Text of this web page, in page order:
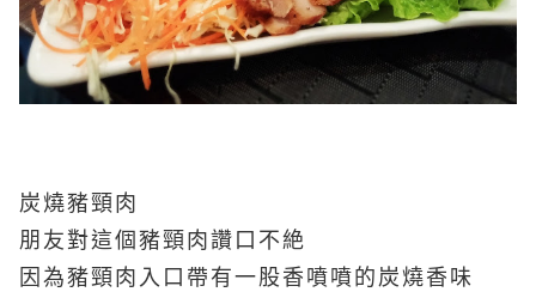
炭燒豬頸肉
朋友對這個豬頸肉讚口不絶
因為豬頸肉入口帶有一股香噴噴的炭燒香味